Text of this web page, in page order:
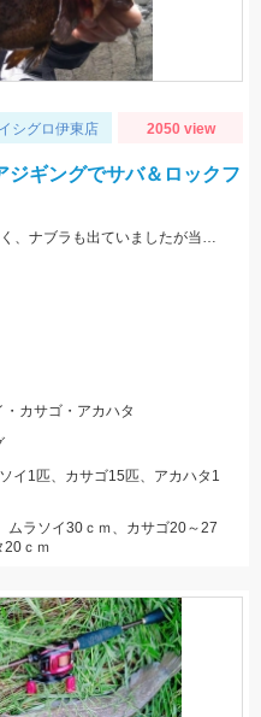
イシグロ伊東店 2050 view
ジギングでサバ＆ロックフ
朝イチにシラスやカタクチなどベイト多く、ナブラも出ていましたが当たってきたのはサバでした。
カサゴ・アカハタ
イ1匹、カサゴ15匹、アカハタ1
ムラソイ30ｃｍ、カサゴ20～27
20ｃｍ